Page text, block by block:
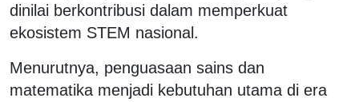
dinilai berkontribusi dalam memperkuat
ekosistem STEM nasional.
Menurutnya, penguasaan sains dan
matematika menjadi kebutuhan utama di era